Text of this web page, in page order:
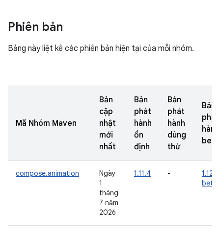
Phiên bản
Bảng này liệt kê các phiên bản hiện tại của mỗi nhóm.
Mã Nhóm Maven
Bản
cập
nhật
mới
nhất
Bản
phát
hành
ổn
định
Bản
phát
hành
dùng
thử
Bản
phát
hành
beta
compose.animation
Ngày
1
tháng
7 năm
2026
1.11.4 -